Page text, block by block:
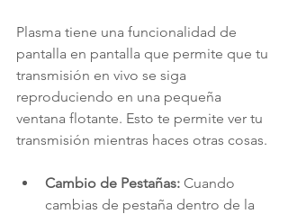
Plasma tiene una funcionalidad de
pantalla en pantalla que permite que tu
transmisión en vivo se siga
reproduciendo en una pequeña
ventana flotante. Esto te permite ver tu
transmisión mientras haces otras cosas.
Cambio de Pestañas: Cuando
cambias de pestaña dentro de la